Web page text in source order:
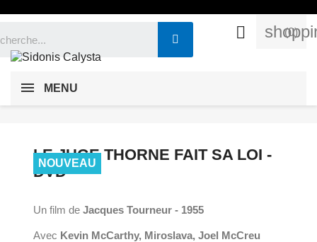
 (0)
MENU
NOUVEAU
LE JUGE THORNE FAIT SA LOI -
DVD
Un film de Jacques Tourneur - 1955
Avec Kevin McCarthy, Miroslava, Joel McCreu